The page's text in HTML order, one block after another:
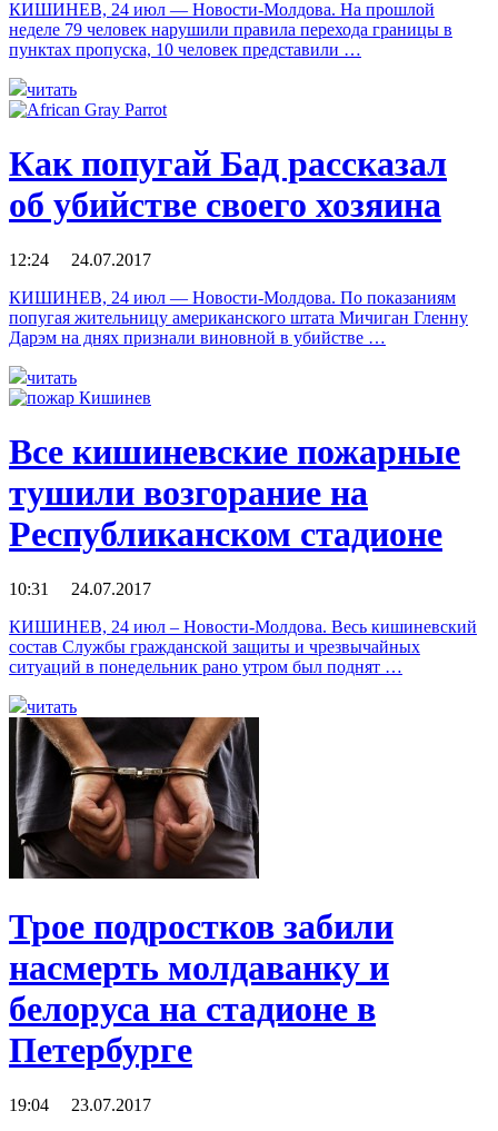
КИШИНЕВ, 24 июл — Новости-Молдова. На прошлой
неделе 79 человек нарушили правила перехода границы в
пунктах пропуска, 10 человек представили …
читать
Как попугай Бад рассказал
об убийстве своего хозяина
12:24 24.07.2017
КИШИНЕВ, 24 июл — Новости-Молдова. По показаниям
попугая жительницу американского штата Мичиган Гленну
Дарэм на днях признали виновной в убийстве …
читать
Все кишиневские пожарные
тушили возгорание на
Республиканском стадионе
10:31 24.07.2017
КИШИНЕВ, 24 июл – Новости-Молдова. Весь кишиневский
состав Службы гражданской защиты и чрезвычайных
ситуаций в понедельник рано утром был поднят …
читать
Трое подростков забили
насмерть молдаванку и
белоруса на стадионе в
Петербурге
19:04 23.07.2017